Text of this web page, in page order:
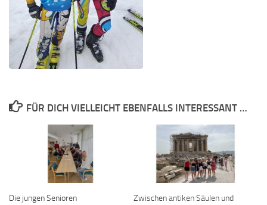
FÜR DICH VIELLEICHT EBENFALLS INTERESSANT …
Die jungen Senioren
Zwischen antiken Säulen und